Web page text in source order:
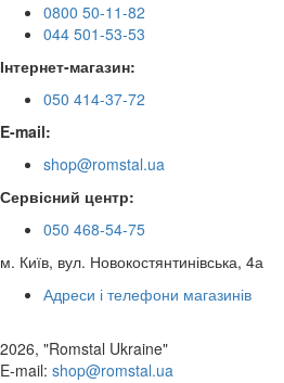
0800 50-11-82
044 501-53-53
Інтернет-магазин:
050 414-37-72
E-mail:
shop@romstal.ua
Сервісний центр:
050 468-54-75
м. Київ, вул. Новокостянтинівська, 4а
Адреси і телефони магазинів
2026, "Romstal Ukraine"
​E-mail: shop@romstal.ua